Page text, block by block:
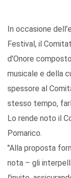
In occasione
Festival, il
d'Onore
musicale e della
spessore al
stesso tempo,
Lo rende noto il
Pomarico.
"Alla proposta
nota – gli